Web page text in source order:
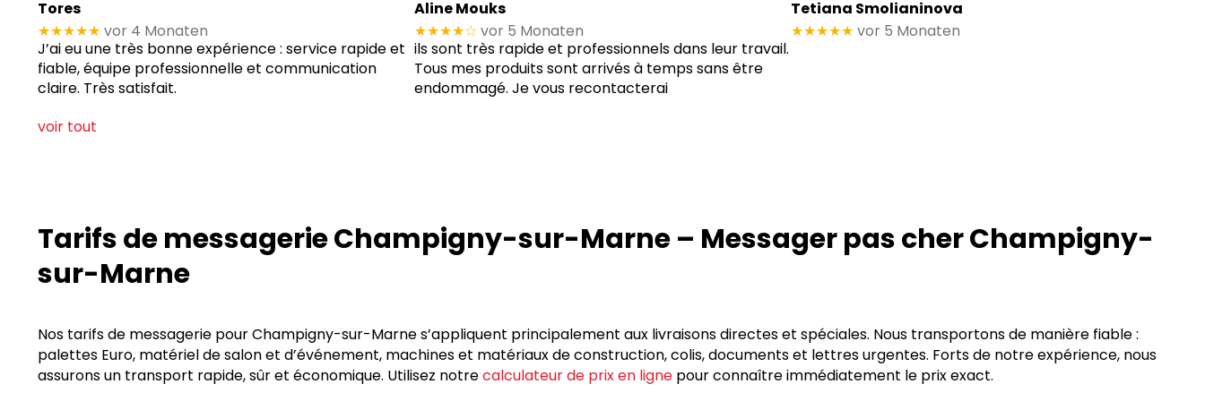
Tores
★★★★★ vor 4 Monaten
J’ai eu une très bonne expérience : service rapide et
fiable, équipe professionnelle et communication
claire. Très satisfait.
Aline Mouks
★★★★☆ vor 5 Monaten
ils sont très rapide et professionnels dans leur travail.
Tous mes produits sont arrivés à temps sans être
endommagé. Je vous recontacterai
Tetiana Smolianinova
★★★★★ vor 5 Monaten
voir tout
Tarifs de messagerie Champigny-sur-Marne – Messager pas cher Champigny-
sur-Marne
Nos tarifs de messagerie pour Champigny-sur-Marne s’appliquent principalement aux livraisons directes et spéciales. Nous transportons de manière fiable :
palettes Euro, matériel de salon et d’événement, machines et matériaux de construction, colis, documents et lettres urgentes. Forts de notre expérience, nous
assurons un transport rapide, sûr et économique. Utilisez notrecalculateur de prix en ligne pour connaître immédiatement le prix exact.